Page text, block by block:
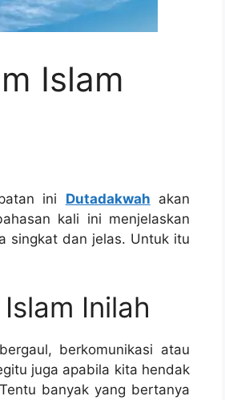
Islam
ini Dutadakwah akan
kali ini menjelaskan
singkat dan jelas. Untuk itu
Inilah
berkomunikasi atau
juga apabila kita hendak
banyak yang bertanya